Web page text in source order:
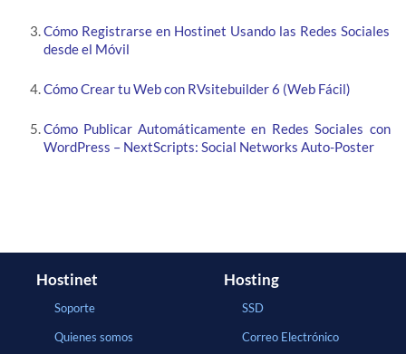
Cómo Registrarse en Hostinet Usando las Redes Sociales
desde el Móvil
Cómo Crear tu Web con RVsitebuilder 6 (Web Fácil)
Cómo Publicar Automáticamente en Redes Sociales con
WordPress – NextScripts: Social Networks Auto-Poster
Hostinet
Soporte
Quienes somos
Hosting
SSD
Correo Electrónico